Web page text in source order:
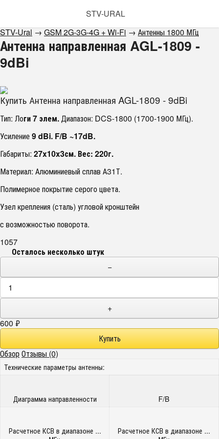
STV-URAL
STV-Ural → GSM 2G-3G-4G + Wi-Fi → Антенны 1800 МГц
Антенна направленная AGL-1809 -
9dBi
Купить Антенна направленная AGL-1809 - 9dBi
Тип: Логи 7 элем.Диапазон: DCS-1800 (1700-1900 МГц).
Усиление9 dBi. F/B ~17dB.
Габариты: 27x10x3см. Вес: 220г.
Материал: Алюминиевый сплав А31Т.
Полимерное покрытие серого цвета.
Узел крепления (сталь) угловой кронштейн
с возможностью поворота.
1057
Осталось несколько штук
−
+
600 ₽
ОбзорОтзывы (0)
Технические параметры антенны:
Диаграмма направленности F/B
Расчетное КСВ в диапазоне ...
Расчетное КСВ в диапазоне ...